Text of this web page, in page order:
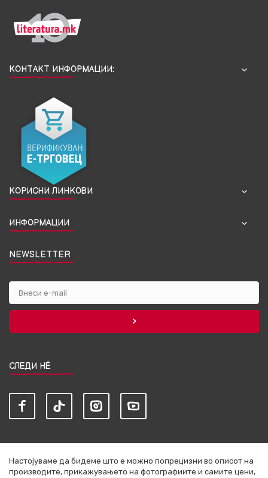
КОНТАКТ ИНФОРМАЦИИ:
КОРИСНИ ЛИНКОВИ
ИНФОРМАЦИИ
NEWSLETTER
СЛЕДИ НЀ
Настојуваме да бидеме што е можно попрецизни во описот на
производите, прикажувањето на фотографиите и самите цени,